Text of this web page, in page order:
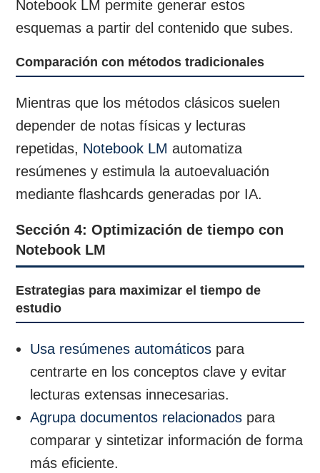
Notebook LM permite generar estos
esquemas a partir del contenido que subes.
Comparación con métodos tradicionales
Mientras que los métodos clásicos suelen
depender de notas físicas y lecturas
repetidas, Notebook LM automatiza
resúmenes y estimula la autoevaluación
mediante flashcards generadas por IA.
Sección 4: Optimización de tiempo con
Notebook LM
Estrategias para maximizar el tiempo de
estudio
Usa resúmenes automáticos para
centrarte en los conceptos clave y evitar
lecturas extensas innecesarias.
Agrupa documentos relacionados para
comparar y sintetizar información de forma
más eficiente.